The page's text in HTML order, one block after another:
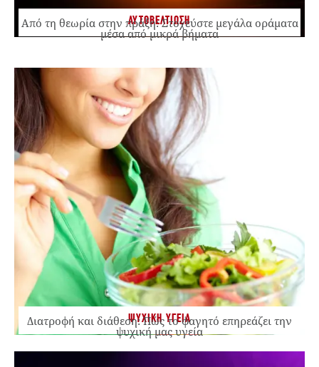
ΑΥΤΟΒΕΛΤΙΩΣΗ
Από τη θεωρία στην πράξη: Στοχεύστε μεγάλα οράματα
μέσα από μικρά βήματα
ΨΥΧΙΚΗ ΥΓΕΙΑ
Διατροφή και διάθεση: Πώς το φαγητό επηρεάζει την
ψυχική μας υγεία